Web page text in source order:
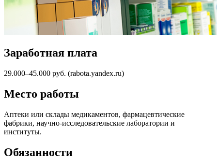
Заработная плата
29.000–45.000 руб. (rabota.yandex.ru)
Место работы
Аптеки или склады медикаментов, фармацевтические
фабрики, научно-исследовательские лаборатории и
институты.
Обязанности